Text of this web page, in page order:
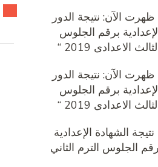
ظهرت الآن: نتيجة الدور
برقم الجلوس
الاعدادى 2019 “
ظهرت الآن: نتيجة الدور
برقم الجلوس
الاعدادى 2019 “
نتيجة الشهادة الإعدادية